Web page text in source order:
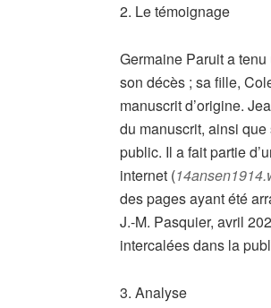
2. Le témoignage
Germaine Paruit a
son décès ; sa fille,
manuscrit d’origine.
du manuscrit, ainsi
public. Il a fait partie
internet (
des pages ayant été
J.-M. Pasquier, avril
intercalées dans la
3. Analyse